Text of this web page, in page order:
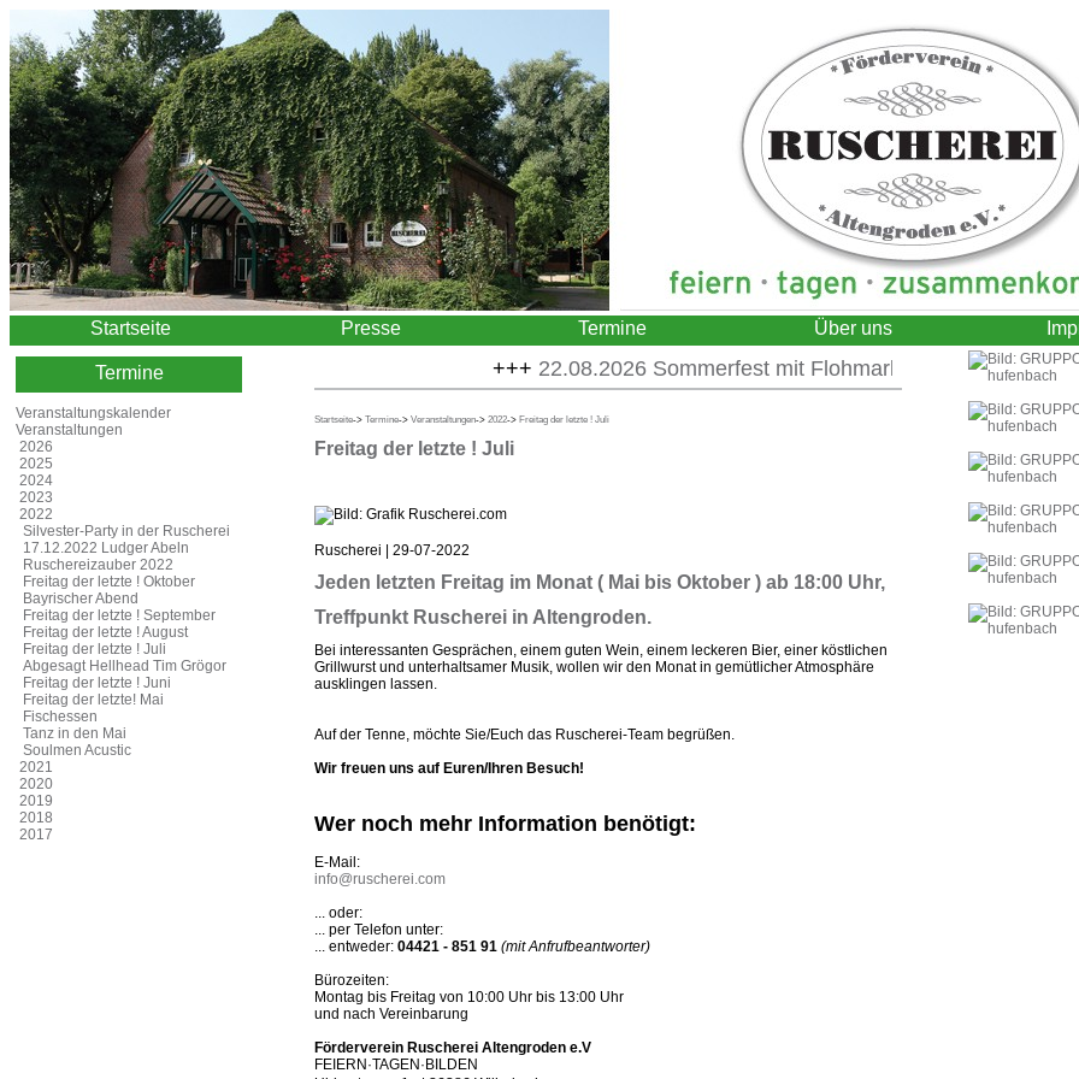
Startseite Presse Termine Über uns
Termine
Veranstaltungskalender
Veranstaltungen
2026
2025
2024
2023
2022
Silvester-Party in der Ruscherei
17.12.2022 Ludger Abeln
Ruschereizauber 2022
Freitag der letzte ! Oktober
Bayrischer Abend
Freitag der letzte ! September
Freitag der letzte ! August
Freitag der letzte ! Juli
Abgesagt Hellhead Tim Grögor
Freitag der letzte ! Juni
Freitag der letzte! Mai
Fischessen
Tanz in den Mai
Soulmen Acustic
2021
2020
2019
2018
2017
+++22.08.2026 Sommerfest mit Flohmarkt+++ 28.08.2026
Startseite-> Termine-> Veranstaltungen-> 2022-> Freitag der letzte ! Juli
Freitag der letzte ! Juli
Ruscherei | 29-07-2022
Jeden letzten Freitag im Monat ( Mai bis Oktober ) ab 18:00 Uhr,
Treffpunkt Ruscherei in Altengroden.
Bei interessanten Gesprächen, einem guten Wein, einem leckeren Bier, einer köstlichen
Grillwurst und unterhaltsamer Musik, wollen wir den Monat in gemütlicher Atmosphäre
ausklingen lassen.
Auf der Tenne, möchte Sie/Euch das Ruscherei-Team begrüßen.
Wir freuen uns auf Euren/Ihren Besuch!
Wer noch mehr Information benötigt:
E-Mail:
info@ruscherei.com
... oder:
... per Telefon unter:
... entweder: 04421 - 851 91 (mit Anfrufbeantworter)
Bürozeiten:
Montag bis Freitag von 10:00 Uhr bis 13:00 Uhr
und nach Vereinbarung
Förderverein Ruscherei Altengroden e.V
FEIERN·TAGEN·BILDEN